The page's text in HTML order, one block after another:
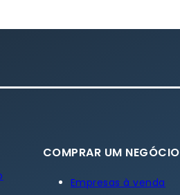
COMPRAR UM NEGÓCIO
Empresas à venda